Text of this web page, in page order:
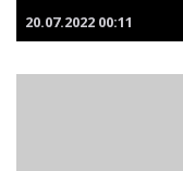
20.07.2022 00:11